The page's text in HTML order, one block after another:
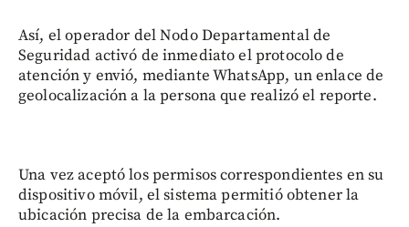
Así, el operador del Nodo Departamental de
Seguridad activó de inmediato el protocolo de
atención y envió, mediante WhatsApp, un enlace de
geolocalización a la persona que realizó el reporte.
Una vez aceptó los permisos correspondientes en su
dispositivo móvil, el sistema permitió obtener la
ubicación precisa de la embarcación.